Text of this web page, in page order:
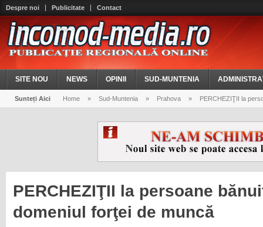
Despre noi Publicitate Contact
SITE NOU NEWS OPINII SUD-MUNTENIA
Sunteți Aici Home » Sud-Muntenia » Prahova » PERCHEZIŢII la
PERCHEZIŢII la persoane
domeniul forţei de muncă